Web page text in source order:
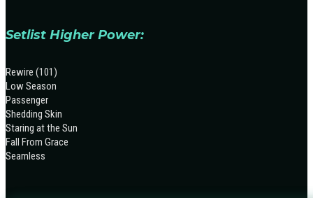
Setlist Higher Power:
Rewire (101)
Low Season
Passenger
Shedding Skin
Staring at the Sun
Fall From Grace
Seamless